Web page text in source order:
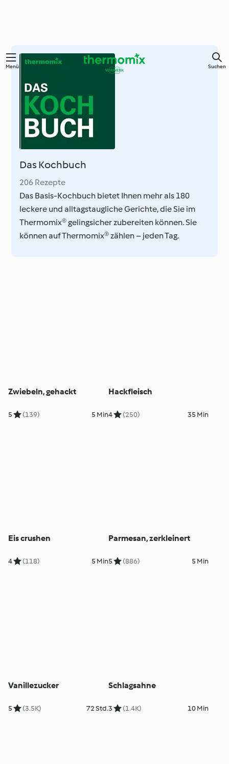
Springe
Hauptinhalt
Menü Suchen
Das Kochbuch
206 Rezepte
Das Basis-Kochbuch bietet Ihnen mehr als 180
leckere und alltagstaugliche Gerichte, die Sie im
Thermomix® gelingsicher zubereiten können. Sie
können auf Thermomix® zählen – jeden Tag.
Zwiebeln, gehackt
5 (139) 5 Min
Hackfleisch
4 (250) 35 Min
Eis crushen
4 (118) 5 Min
Parmesan, zerkleinert
5 (886) 5 Min
Vanillezucker
5 (3.5K) 72 Std.
Schlagsahne
3 (1.4K) 10 Min